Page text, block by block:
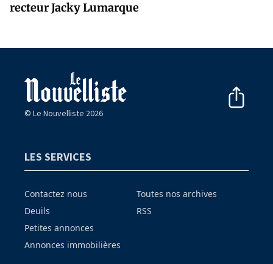
recteur Jacky Lumarque
© Le Nouvelliste 2026
LES SERVICES
Contactez nous
Deuils
Petites annonces
Annonces immobilières
Toutes nos archives
RSS